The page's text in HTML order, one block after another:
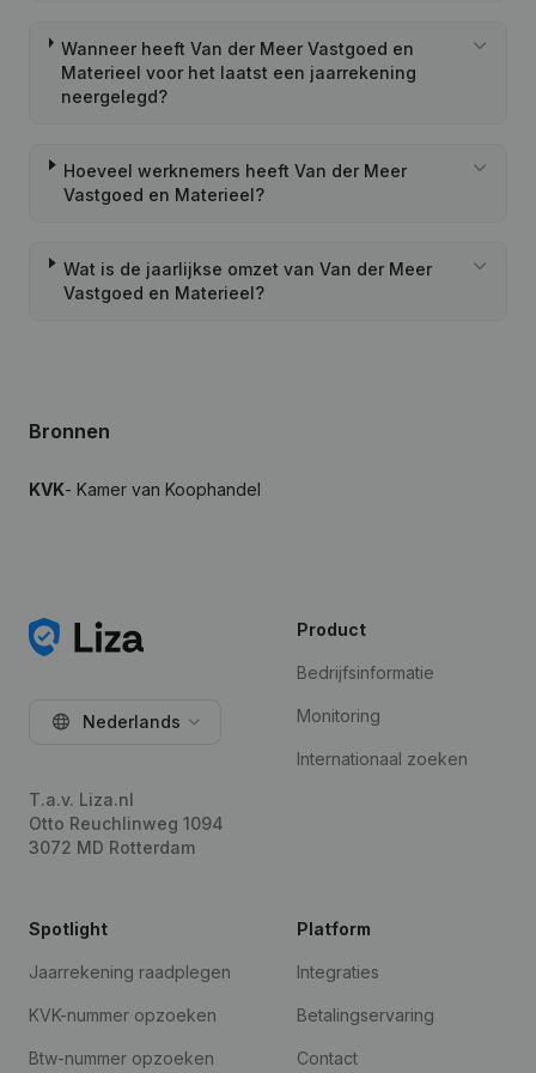
Wanneer heeft Van der Meer Vastgoed en
Materieel voor het laatst een jaarrekening
neergelegd?
Hoeveel werknemers heeft Van der Meer
Vastgoed en Materieel?
Wat is de jaarlijkse omzet van Van der Meer
Vastgoed en Materieel?
Bronnen
KVK- Kamer van Koophandel
Nederlands
T.a.v. Liza.nl
Otto Reuchlinweg 1094
3072 MD Rotterdam
Product
Bedrijfsinformatie
Monitoring
Internationaal zoeken
Spotlight
Jaarrekening raadplegen
KVK-nummer opzoeken
Btw-nummer opzoeken
Platform
Integraties
Betalingservaring
Contact